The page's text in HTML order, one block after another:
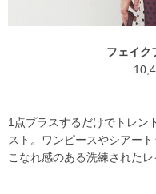
フェイク
1点プラスするだけでトレン
スト。ワンピースやシアー
こなれ感のある洗練されたレ